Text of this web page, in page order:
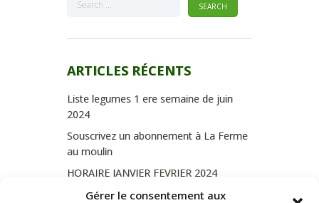
Gérer le consentement aux
ARTICLES RÉCENTS
Liste legumes 1 ere semaine de juin
2024
Souscrivez un abonnement à La Ferme
au moulin
HORAIRE JANVIER FEVRIER 2024
Soutien de La Province de Liège